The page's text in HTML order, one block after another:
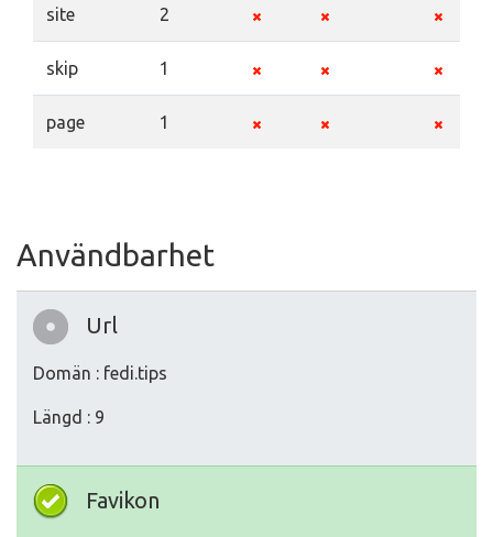
site 2
skip 1
page 1
Användbarhet
Url
Domän : fedi.tips
Längd : 9
Favikon